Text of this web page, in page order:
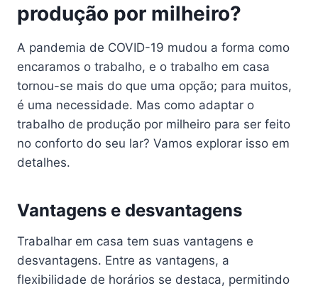
produção por milheiro?
A pandemia de COVID-19 mudou a forma como
encaramos o trabalho, e o trabalho em casa
tornou-se mais do que uma opção; para muitos,
é uma necessidade. Mas como adaptar o
trabalho de produção por milheiro para ser feito
no conforto do seu lar? Vamos explorar isso em
detalhes.
Vantagens e desvantagens
Trabalhar em casa tem suas vantagens e
desvantagens. Entre as vantagens, a
flexibilidade de horários se destaca, permitindo